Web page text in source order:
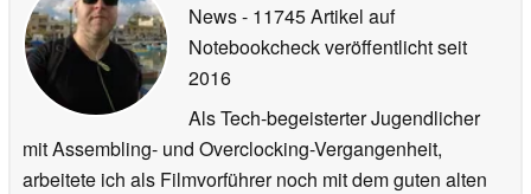
News- 11745 Artikel auf
Notebookcheck veröffentlichtseit
2016
Als Tech-begeisterter Jugendlicher
mit Assembling- und Overclocking-Vergangenheit,
arbeitete ich als Filmvorführer noch mit dem guten alten